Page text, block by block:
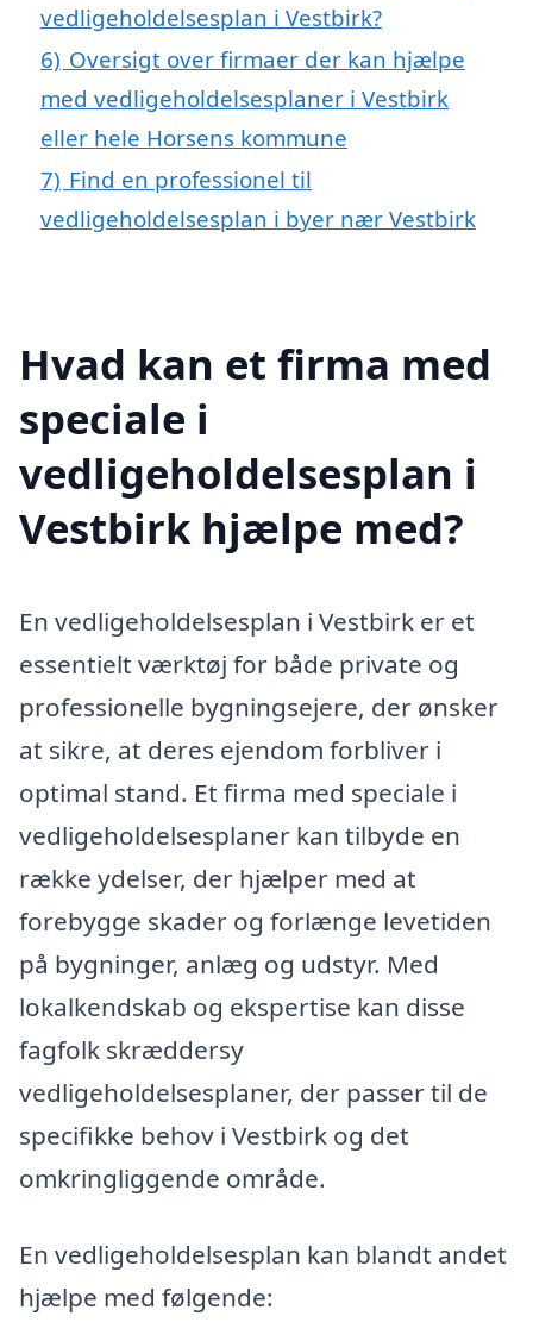
vedligeholdelsesplan i Vestbirk?
6) Oversigt over firmaer der kan hjælpe
med vedligeholdelsesplaner i Vestbirk
eller hele Horsens kommune
7) Find en professionel til
vedligeholdelsesplan i byer nær Vestbirk
Hvad kan et firma med
speciale i
vedligeholdelsesplan i
Vestbirk hjælpe med?
En vedligeholdelsesplan i Vestbirk er et
essentielt værktøj for både private og
professionelle bygningsejere, der ønsker
at sikre, at deres ejendom forbliver i
optimal stand. Et firma med speciale i
vedligeholdelsesplaner kan tilbyde en
række ydelser, der hjælper med at
forebygge skader og forlænge levetiden
på bygninger, anlæg og udstyr. Med
lokalkendskab og ekspertise kan disse
fagfolk skræddersy
vedligeholdelsesplaner, der passer til de
specifikke behov i Vestbirk og det
omkringliggende område.
En vedligeholdelsesplan kan blandt andet
hjælpe med følgende: